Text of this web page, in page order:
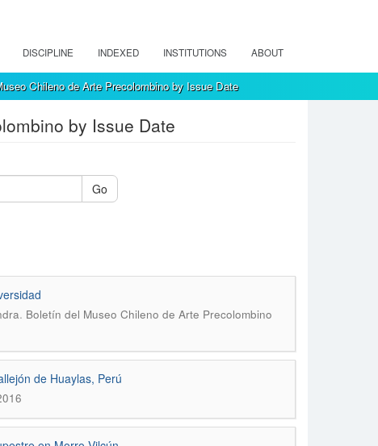
DISCIPLINE INDEXED INSTITUTIONS ABOUT
Chileno de Arte Precolombino by Issue Date
by Issue Date
Go
. Boletín del Museo Chileno de Arte Precolombino
de Huaylas, Perú